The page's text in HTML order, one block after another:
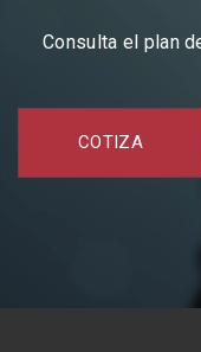
Consulta el plan
COTIZA